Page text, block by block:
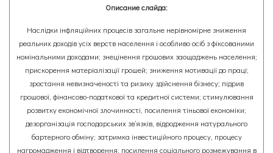
Описание слайда:
Наслідки інфляційних процесів загальне нерівномірне зниження
реальних доходів усіх верств населення і особливо осіб з фіксованими
номінальними доходами; знецінення грошових заощаджень населення;
прискорення матеріалізації грошей; зниження мотивації до праці;
зростання невизначеності та ризику здійснення бізнесу; підрив
грошової, фінансово-податкової та кредитної системи; стимулювання
розвитку економічної злочинності, посилення тіньової економіки;
дезорганізація господарських зв’язків, відродження натурального
бартерного обміну; затримка інвестиційного процесу, процесу
нагромадження і відтворення; посилення соціального розмежування в